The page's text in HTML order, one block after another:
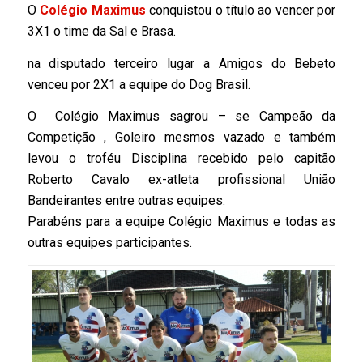
O Colégio Maximus conquistou o título ao vencer por
3X1 o time da Sal e Brasa.
na disputado terceiro lugar a Amigos do Bebeto
venceu por 2X1 a equipe do Dog Brasil.
O Colégio Maximus sagrou – se Campeão da
Competição , Goleiro mesmos vazado e também
levou o troféu Disciplina recebido pelo capitão
Roberto Cavalo ex-atleta profissional União
Bandeirantes entre outras equipes.
Parabéns para a equipe Colégio Maximus e todas as
outras equipes participantes.